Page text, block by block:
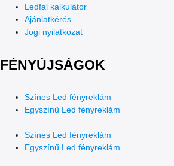
Ledfal kalkulátor
Ajánlatkérés
Jogi nyilatkozat
FÉNYÚJSÁGOK
Színes Led fényreklám
Egyszínű Led fényreklám
Színes Led fényreklám
Egyszínű Led fényreklám